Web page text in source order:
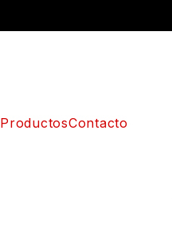
ProductosContacto